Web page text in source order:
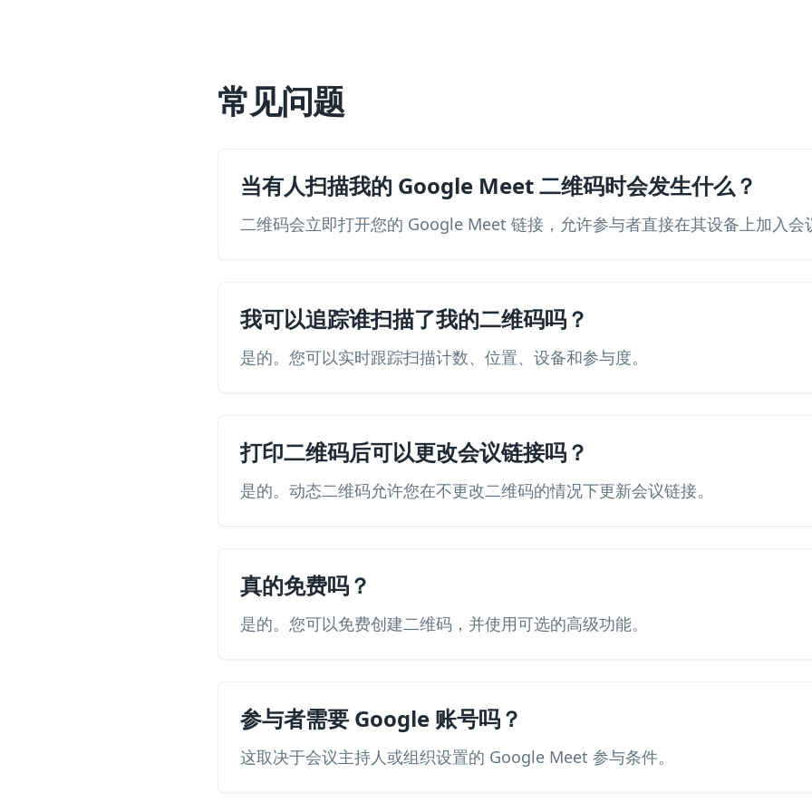
常见问题
当有人扫描我的 Google Meet 二维码时会发生什么？
二维码会立即打开您的 Google Meet 链接，允许参与者直接在其设备上加入会
我可以追踪谁扫描了我的二维码吗？
是的。您可以实时跟踪扫描计数、位置、设备和参与度。
打印二维码后可以更改会议链接吗？
是的。动态二维码允许您在不更改二维码的情况下更新会议链接。
真的免费吗？
是的。您可以免费创建二维码，并使用可选的高级功能。
参与者需要 Google 账号吗？
这取决于会议主持人或组织设置的 Google Meet 参与条件。